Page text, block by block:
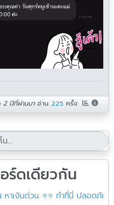
2 ปีที่ผ่านมาอ่าน 225 ครั้ง
ร์ดเดียวกัน
หาเงินด่วน ⭐⭐ ทำที่นี่ ปลอดภัย